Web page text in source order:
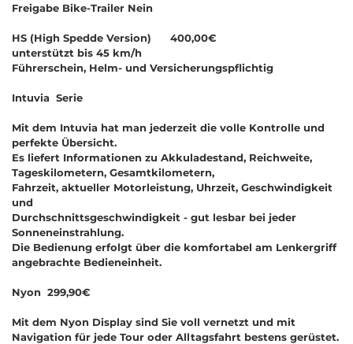
Freigabe Bike-Trailer Nein
HS (High Spedde Version) 400,00€
unterstützt bis 45 km/h
Führerschein, Helm- und Versicherungspflichtig
Intuvia Serie
Mit dem Intuvia hat man jederzeit die volle Kontrolle und
perfekte Übersicht.
Es liefert Informationen zu Akkuladestand, Reichweite,
Tageskilometern, Gesamtkilometern,
Fahrzeit, aktueller Motorleistung, Uhrzeit, Geschwindigkeit
und
Durchschnittsgeschwindigkeit - gut lesbar bei jeder
Sonneneinstrahlung.
Die Bedienung erfolgt über die komfortabel am Lenkergriff
angebrachte Bedieneinheit.
Nyon 299,90€
Mit dem Nyon Display sind Sie voll vernetzt und mit
Navigation für jede Tour oder Alltagsfahrt bestens gerüstet.